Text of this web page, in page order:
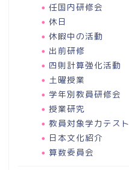
任国内研修会
休日
休暇中の活動
出前研修
四則計算強化活動
土曜授業
学年別教員研修会
授業研究
教員対象学力テスト
日本文化紹介
算数委員会